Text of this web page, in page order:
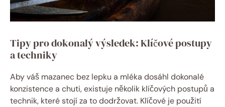
Tipy pro dokonalý výsledek: Klíčové postupy
a techniky
Aby váš mazanec bez lepku ‌a mléka dosáhl dokonalé
konzistence a chuti, existuje několik klíčových postupů a
technik, ‍které stojí‌ za to dodržovat. Klíčové⁢ je použití‍